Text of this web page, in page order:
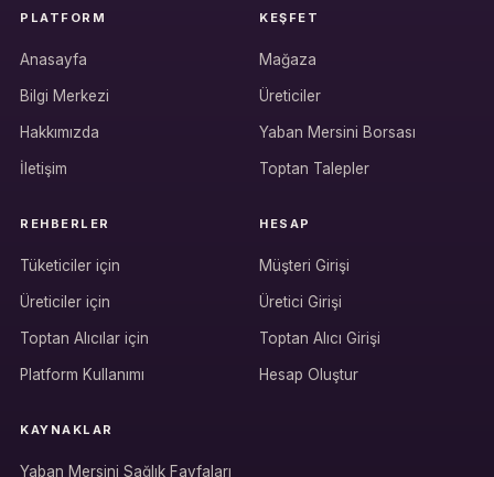
Hesabına giriş yap
PLATFORM
Anasayfa
Bilgi Merkezi
Hakkımızda
İletişim
KEŞFET
Mağaza
Üreticiler
Yaban Mersini Borsası
Toptan Talepler
REHBERLER
Tüketiciler için
Üreticiler için
Toptan Alıcılar için
Platform Kullanımı
HESAP
Müşteri Girişi
Üretici Girişi
Toptan Alıcı Girişi
Hesap Oluştur
KAYNAKLAR
Yaban Mersini Sağlık Fayfaları